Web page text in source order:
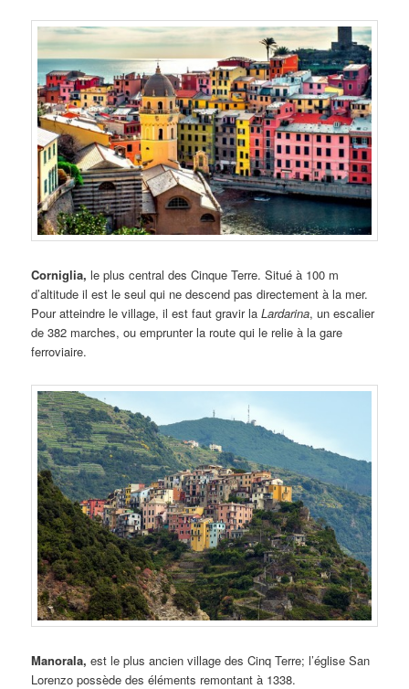
Corniglia, le plus central des Cinque Terre. Situé à 100 m
d’altitude il est le seul qui ne descend pas directement à la mer.
Pour atteindre le village, il est faut gravir laLardarina, un escalier
de 382 marches, ou emprunter la route qui le relie à la gare
ferroviaire.
Manorala,est le plus ancien village des Cinq Terre; l’église San
Lorenzo possède des éléments remontant à 1338.